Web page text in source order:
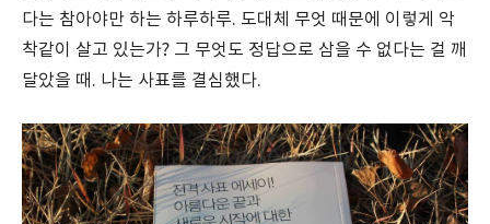
다는 참아야만 하는 하루하루. 도대체 무엇 때문에 이렇게 악
착같이 살고 있는가? 그 무엇도 정답으로 삼을 수 없다는 걸 깨
달았을 때. 나는 사표를 결심했다.